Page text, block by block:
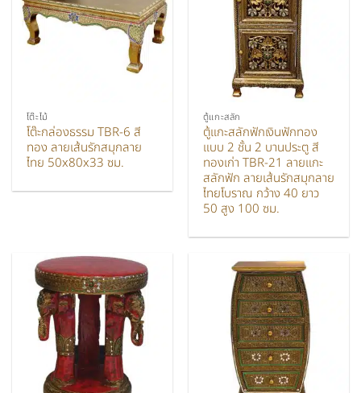
โต๊ะไม้
โต๊ะกล่องธรรม TBR-6 สี
ทอง ลายเส้นรักสมุกลาย
ไทย 50x80x33 ซม.
ตู้แกะสลัก
ตู้แกะสลักฟักเงินฟักทอง
แบบ 2 ชั้น 2 บานประตู สี
ทองเก่า TBR-21 ลายแกะ
สลักฟัก ลายเส้นรักสมุกลาย
ไทยโบราณ กว้าง 40 ยาว
50 สูง 100 ซม.